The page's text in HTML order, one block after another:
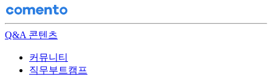
Q&A 콘텐츠
커뮤니티
직무부트캠프